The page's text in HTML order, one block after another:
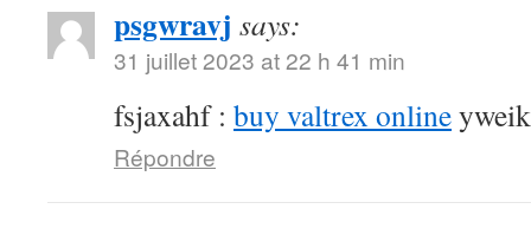
psgwravj says:
31 juillet 2023 at 22 h 41 min
fsjaxahf : buy valtrex online
Répondre